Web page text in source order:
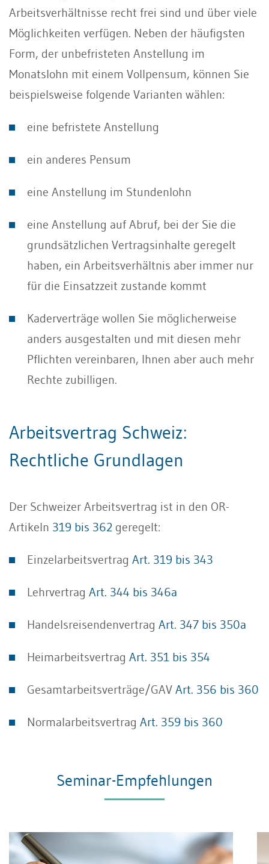
Arbeitsverhältnisse recht frei sind und über viele
Möglichkeiten verfügen. Neben der häufigsten
Form, der unbefristeten Anstellung im
Monatslohn mit einem Vollpensum, können Sie
beispielsweise folgende Varianten wählen:
eine befristete Anstellung
ein anderes Pensum
eine Anstellung im Stundenlohn
eine Anstellung auf Abruf, bei der Sie die
grundsätzlichen Vertragsinhalte geregelt
haben, ein Arbeitsverhältnis aber immer nur
für die Einsatzzeit zustande kommt
Kaderverträge wollen Sie möglicherweise
anders ausgestalten und mit diesen mehr
Pflichten vereinbaren, Ihnen aber auch mehr
Rechte zubilligen.
Arbeitsvertrag Schweiz:
Rechtliche Grundlagen
Der Schweizer Arbeitsvertrag ist in den OR-
Artikeln 319 bis 362 geregelt:
Einzelarbeitsvertrag Art. 319 bis 343
Lehrvertrag Art. 344 bis 346a
Handelsreisendenvertrag Art. 347 bis 350a
Heimarbeitsvertrag Art. 351 bis 354
Gesamtarbeitsverträge/GAV Art. 356 bis 360
Normalarbeitsvertrag Art. 359 bis 360
Seminar-Empfehlungen